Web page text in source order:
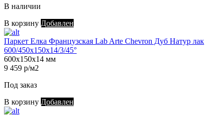
В наличии
В корзину Добавлен
Паркет Елка Французская Lab Arte Chevron Дуб Натур лак
600/450х150х14/3/45°
600х150х14 мм
9 459 р/м2
Под заказ
В корзину Добавлен